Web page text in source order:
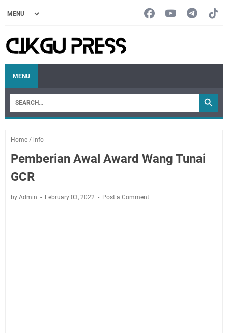
MENU
Home / info
Pemberian Awal Award Wang Tunai
GCR
by Admin February 03, 2022 Post a Comment